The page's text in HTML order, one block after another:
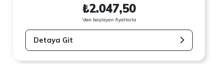
₺2.047,50
'den başlayan fiyatlarla
Detaya Git